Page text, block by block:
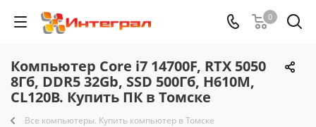
0
Компьютер Core i7 14700F, RTX 5050
8Гб, DDR5 32Gb, SSD 500Гб, H610M,
CL120B. Купить ПК в Томске
Все компьютеры. Купить компьютер в Томске